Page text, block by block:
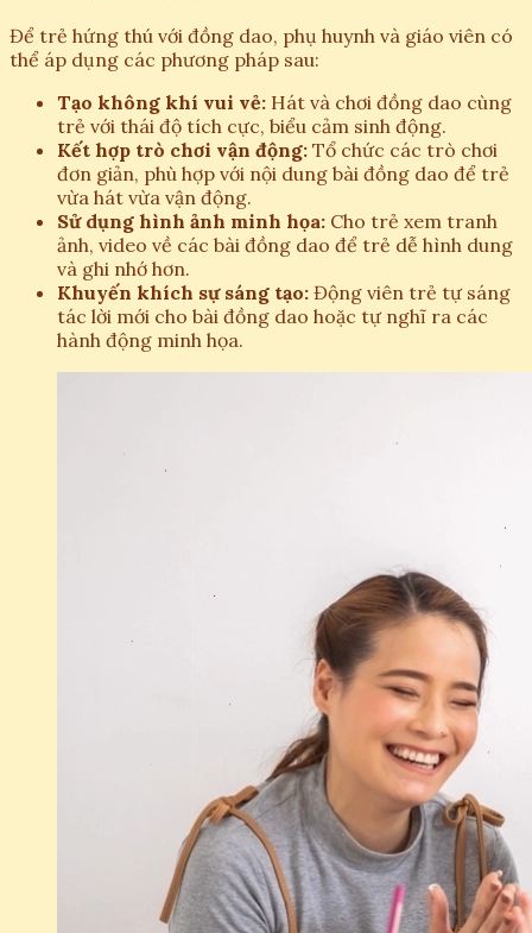
Để trẻ hứng thú với đồng dao, phụ huynh và giáo viên có
thể áp dụng các phương pháp sau:
Tạo không khí vui vẻ: Hát và chơi đồng dao cùng
trẻ với thái độ tích cực, biểu cảm sinh động.
Kết hợp trò chơi vận động: Tổ chức các trò chơi
đơn giản, phù hợp với nội dung bài đồng dao để trẻ
vừa hát vừa vận động.
Sử dụng hình ảnh minh họa: Cho trẻ xem tranh
ảnh, video về các bài đồng dao để trẻ dễ hình dung
và ghi nhớ hơn.
Khuyến khích sự sáng tạo: Động viên trẻ tự sáng
tác lời mới cho bài đồng dao hoặc tự nghĩ ra các
hành động minh họa.